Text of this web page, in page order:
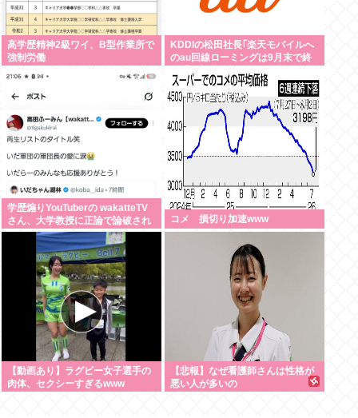
高学歴精神2級ワイ、B型作業所で
強制労働
KDDIの松田社長｢楽天モバイルへ
のau回線ローミングは9月末で終
で継続｣
学歴煽りYouTuberの wakatteTV
さん、大学教授に正論で論破され
たので信者ファンネルに冷笑させ
るしかなす術がなくなる
コメ 損切り加速www
【動画あり】ラグビー女子選手の
肉体、セクシーすぎるwww
【悲報】なぜ看護師さんは性格が
悪い人が多いの